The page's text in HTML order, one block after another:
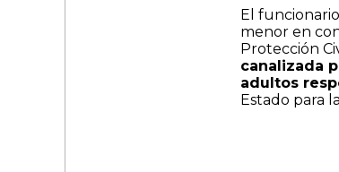
El
menor en
Protección
canalizada
adultos
Estado para